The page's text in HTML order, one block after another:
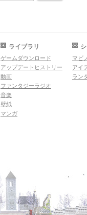
ライブラリ
ゲームダウンロード
アップデートヒストリー
動画
ファンタジーラジオ
音楽
壁紙
マンガ
マビ
アイ
ラン